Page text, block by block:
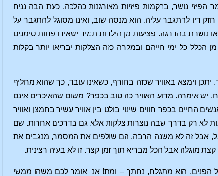
נושר, ברקמות פיזיות מאורגנות כהלכה. כעת הבה נניח
דיו להתגבר עליה. הוא מנסה שוב, ואינו מסוגל להתגבר על
בהדרגה. פציעות מן הילדות תמיד ישאירו פחות סימנים
הכלל כל ימי חייהם ובמקרה כזה הצלקות יבריאו יותר בקלות
וימצא באוויר שכזה בחורף, כשאינו עובד, כך שהוא מחליף
יש אימרה. מדוע האוויר כה טוב בכפר? משום שהאיכרים אינם
בכפר חווים שינוי בולט בין אוויר עשיר בחמצן ואוויר
לא רק בדרך שבה נוצרות צלקות אלא גם בדרכים אחרות. שם
אבל זה לא משנה הרבה. הם שולפים את המסמר, מנגבים את
אבל הכל מבריא תוך זמן קצר. זו לא בעיה רצינית.
על הפנים, הוא מתגלח, נחתך – ומת! אני אומר לכם משהו ממשי